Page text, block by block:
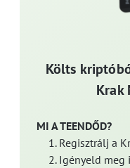
Költs
Krak
MI A TEENDŐD?
Regisztrálj a
Igényeld meg